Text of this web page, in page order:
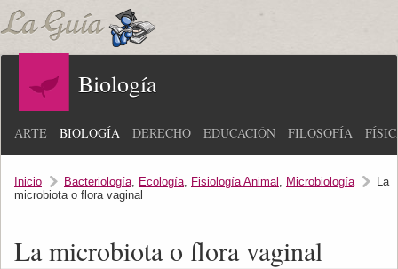
Biología
ARTE BIOLOGÍA DERECHO EDUCACIÓN FILOSOFÍA
Inicio Bacteriología, Ecología, Fisiología Animal , Microbiología
La
microbiota o flora vaginal
La microbiota o flora vaginal